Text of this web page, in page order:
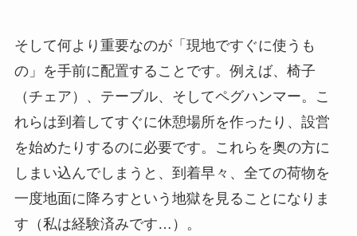
そして何より重要なのが「現地ですぐに使うも
の」を手前に配置することです。例えば、椅子
（チェア）、テーブル、そしてペグハンマー。こ
れらは到着してすぐに休憩場所を作ったり、設営
を始めたりするのに必要です。これらを奥の方に
しまい込んでしまうと、到着早々、全ての荷物を
一度地面に降ろすという地獄を見ることになりま
す（私は経験済みです…）。